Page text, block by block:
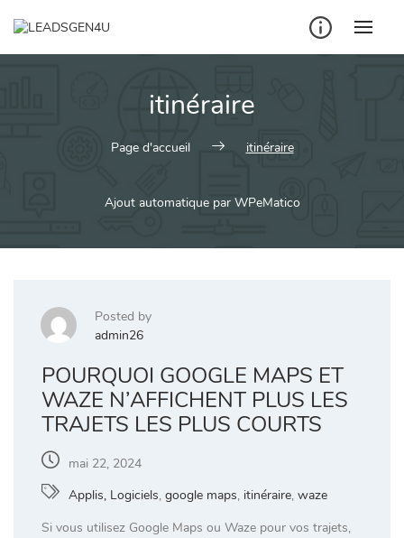
itinéraire
Page d'accueil itinéraire
Ajout automatique par WPeMatico
Posted by
admin26
POURQUOI GOOGLE MAPS ET
WAZE N’AFFICHENT PLUS LES
TRAJETS LES PLUS COURTS
mai 22, 2024
Applis, Logiciels, google maps, itinéraire, waze
Si vous utilisez Google Maps ou Waze pour vos trajets,